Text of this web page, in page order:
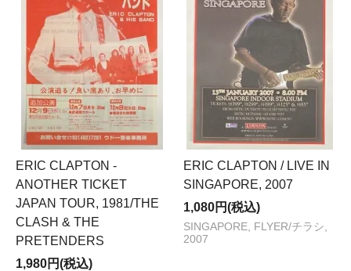
ERIC CLAPTON -
ANOTHER TICKET
JAPAN TOUR, 1981/THE
CLASH & THE
PRETENDERS
1,980円(税込)
ERIC CLAPTON / LIVE IN
SINGAPORE, 2007
1,080円(税込)
SINGAPORE, FLYER/チラシ,
2007